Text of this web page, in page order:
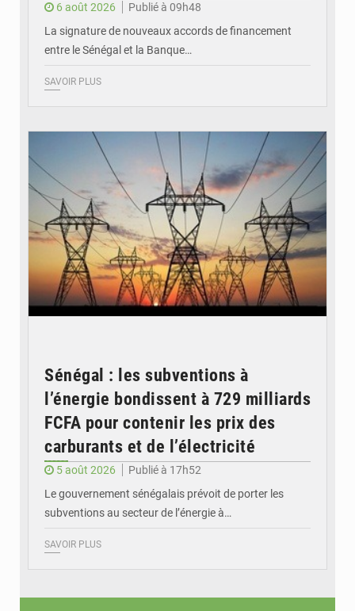
6 août 2026
Publié à 09h48
La signature de nouveaux accords de financement
entre le Sénégal et la Banque…
SAVOIR PLUS
Sénégal : les subventions à
l’énergie bondissent à 729 milliards
FCFA pour contenir les prix des
carburants et de l’électricité
5 août 2026
Publié à 17h52
Le gouvernement sénégalais prévoit de porter les
subventions au secteur de l’énergie à…
SAVOIR PLUS